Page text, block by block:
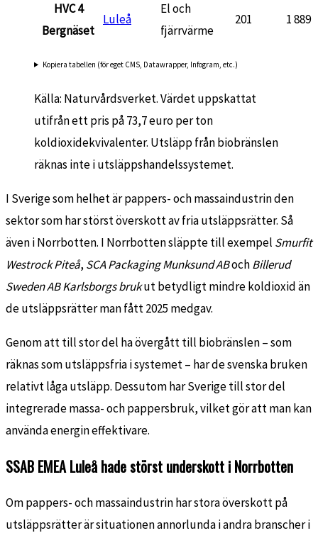
HVC 4
Bergnäset
Luleå
El och
fjärrvärme
201 1 889
Kopiera tabellen (för eget CMS, Datawrapper, Infogram, etc.)
Källa: Naturvårdsverket. Värdet uppskattat
utifrån ett pris på 73,7 euro per ton
koldioxidekvivalenter. Utsläpp från biobränslen
räknas inte i utsläppshandelssystemet.
I Sverige som helhet är pappers- och massaindustrin den
sektor som har störst överskott av fria utsläppsrätter. Så
även i Norrbotten. I Norrbotten släppte till exempel Smurfit
Westrock Piteå, SCA Packaging Munksund ABochBillerud
Sweden AB Karlsborgs brukut betydligt mindre koldioxid än
de utsläppsrätter man fått 2025 medgav.
Genom att till stor del ha övergått till biobränslen – som
räknas som utsläppsfria i systemet – har de svenska bruken
relativt låga utsläpp. Dessutom har Sverige till stor del
integrerade massa- och pappersbruk, vilket gör att man kan
använda energin effektivare.
SSAB EMEA Luleå hade störst underskott i Norrbotten
Om pappers- och massaindustrin har stora överskott på
utsläppsrätter är situationen annorlunda i andra branscher i